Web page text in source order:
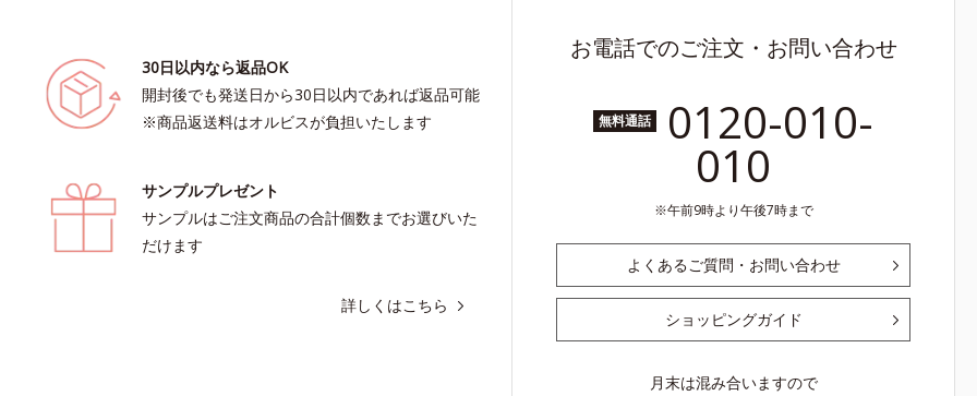
30日以内なら返品OK
開封後でも発送日から30日以内であれば返品可能
※商品返送料はオルビスが負担いたします
サンプルプレゼント
サンプルはご注文商品の合計個数までお選びいた
だけます
詳しくはこちら
お電話でのご注文・お問い合わせ
無料通話 0120-010-
010
午前9時より午後7時まで
よくあるご質問・お問い合わせ
ショッピングガイド
月末は混み合いますので